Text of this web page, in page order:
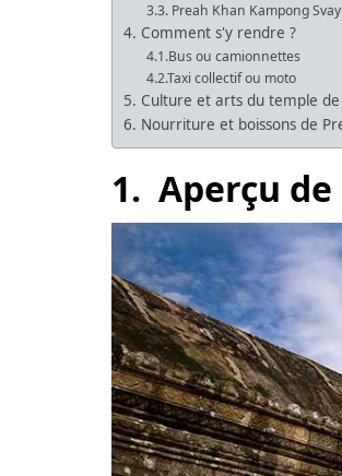
3.3. Preah Khan Kampong Svay
4. Comment s'y rendre ?
4.1.Bus ou camionnettes
4.2.Taxi collectif ou moto
5. Culture et arts du temple
6. Nourriture et boissons de
1. Aperçu